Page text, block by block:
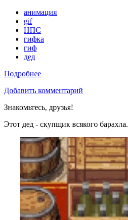
анимация
gif
НПС
гифка
гиф
дед
Подробнее
Добавить комментарий
Знакомьтесь, друзья!
Этот дед - скупщик всякого барахла.